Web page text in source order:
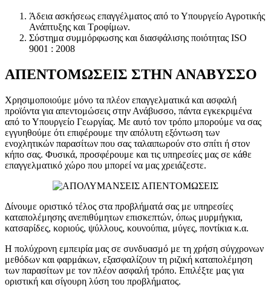
Άδεια ασκήσεως επαγγέλματος από το Υπουργείο Αγροτικής
Ανάπτυξης και Τροφίμων.
Σύστημα συμμόρφωσης και διασφάλισης ποιότητας ISO
9001 : 2008
ΑΠΕΝΤΟΜΩΣΕΙΣ ΣΤΗΝ ΑΝΑΒΥΣΣΟ
Χρησιμοποιούμε μόνο τα πλέον επαγγελματικά και ασφαλή
προϊόντα για απεντομώσεις στην Ανάβυσσο, πάντα εγκεκριμένα
από το Υπουργείο Γεωργίας. Με αυτό τον τρόπο μπορούμε να σας
εγγυηθούμε ότι επιφέρουμε την απόλυτη εξόντωση των
ενοχλητικών παρασίτων που σας ταλαιπωρούν στο σπίτι ή στον
κήπο σας. Φυσικά, προσφέρουμε και τις υπηρεσίες μας σε κάθε
επαγγελματικό χώρο που μπορεί να μας χρειάζεστε.
Δίνουμε οριστικό τέλος στα προβλήματά σας με υπηρεσίες
καταπολέμησης ανεπιθύμητων επισκεπτών, όπως μυρμήγκια,
κατσαρίδες, κοριούς, ψύλλους, κουνούπια, μύγες, ποντίκια κ.α.
Η πολύχρονη εμπειρία μας σε συνδυασμό με τη χρήση σύγχρονων
μεθόδων και φαρμάκων, εξασφαλίζουν τη ριζική καταπολέμηση
των παρασίτων με τον πλέον ασφαλή τρόπο. Επιλέξτε μας για
οριστική και σίγουρη λύση του προβλήματος.